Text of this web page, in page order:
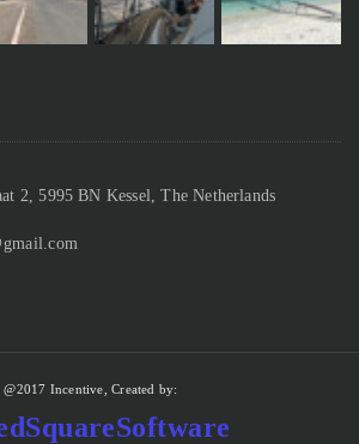
2, 5995 BN Kessel, The Netherlands
@2017 Incentive, Created by: